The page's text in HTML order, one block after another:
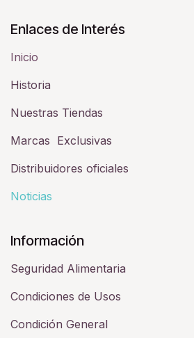
Enlaces de Interés
Inicio
Historia​
Nuestras Tiendas
Marcas Exclusivas
Distribuidores oficiales
Noticias
Información
Seguridad Alimentaria
Condiciones de Usos
Condición General